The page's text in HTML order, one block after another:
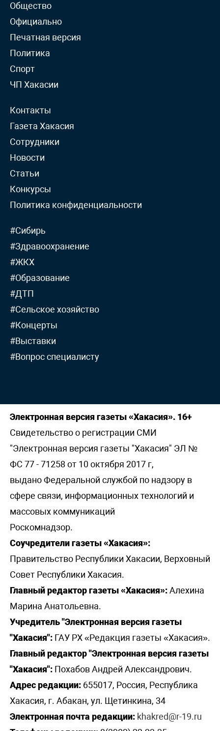
Общество
Официально
Печатная версия
Политика
Спорт
ЧП Хакасии
Контакты
Газета Хакасия
Сотрудники
Новости
Статьи
Конкурсы
Политика конфиденциальности
#Сибирь
#Здравоохранение
#ЖКХ
#Образование
#ДТП
#Сельское хозяйство
#Концерты
#Выставки
#Вопрос специалисту
Электронная версия газеты «Хакасия». 16+
Свидетельство о регистрации СМИ
"Электронная версия газеты "Хакасия" ЭЛ №
ФС 77 - 71258 от 10 октября 2017 г,
выдано Федеральной службой по надзору в
сфере связи, информационных технологий и
массовых коммуникаций
Роскомнадзор.
Соучредители газеты «Хакасия»:
Правительство Республики Хакасии, Верховный
Совет Республики Хакасия.
Главный редактор газеты «Хакасия»:Алехина
Марина Анатольевна.
Учредитель "Электронная версия газеты
"Хакасия": ГАУ РХ «Редакция газеты «Хакасия».
Главный редактор "Электронная версия газеты
"Хакасия": Похабов Андрей Александрович.
Адрес редакции: 655017, Россия, Республика
Хакасия, г. Абакан, ул. Щетинкина, 34
Электронная почта редакции: khakred@r-19.ru